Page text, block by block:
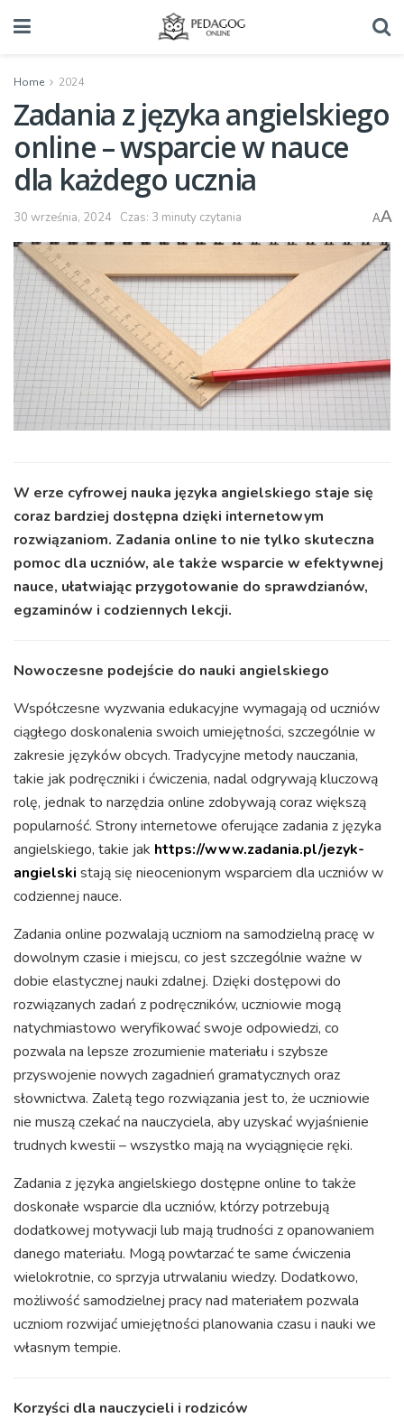
Home 2024
Zadania z języka angielskiego
online – wsparcie w nauce
dla każdego ucznia
30 września, 2024 Czas: 3 minuty czytania AA
W erze cyfrowej nauka języka angielskiego staje się
coraz bardziej dostępna dzięki internetowym
rozwiązaniom. Zadania online to nie tylko skuteczna
pomoc dla uczniów, ale także wsparcie w efektywnej
nauce, ułatwiając przygotowanie do sprawdzianów,
egzaminów i codziennych lekcji.
Nowoczesne podejście do nauki angielskiego
Współczesne wyzwania edukacyjne wymagają od uczniów
ciągłego doskonalenia swoich umiejętności, szczególnie w
zakresie języków obcych. Tradycyjne metody nauczania,
takie jak podręczniki i ćwiczenia, nadal odgrywają kluczową
rolę, jednak to narzędzia online zdobywają coraz większą
popularność. Strony internetowe oferujące zadania z języka
angielskiego, takie jak https://www.zadania.pl/jezyk-
angielski stają się nieocenionym wsparciem dla uczniów w
codziennej nauce.
Zadania online pozwalają uczniom na samodzielną pracę w
dowolnym czasie i miejscu, co jest szczególnie ważne w
dobie elastycznej nauki zdalnej. Dzięki dostępowi do
rozwiązanych zadań z podręczników, uczniowie mogą
natychmiastowo weryfikować swoje odpowiedzi, co
pozwala na lepsze zrozumienie materiału i szybsze
przyswojenie nowych zagadnień gramatycznych oraz
słownictwa. Zaletą tego rozwiązania jest to, że uczniowie
nie muszą czekać na nauczyciela, aby uzyskać wyjaśnienie
trudnych kwestii – wszystko mają na wyciągnięcie ręki.
Zadania z języka angielskiego dostępne online to także
doskonałe wsparcie dla uczniów, którzy potrzebują
dodatkowej motywacji lub mają trudności z opanowaniem
danego materiału. Mogą powtarzać te same ćwiczenia
wielokrotnie, co sprzyja utrwalaniu wiedzy. Dodatkowo,
możliwość samodzielnej pracy nad materiałem pozwala
uczniom rozwijać umiejętności planowania czasu i nauki we
własnym tempie.
Korzyści dla nauczycieli i rodziców